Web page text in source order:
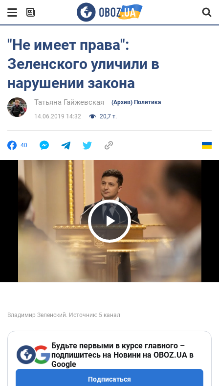
"Не имеет права":
Зеленского уличили в
нарушении закона
Татьяна Гайжевская (Архив) Политика
14.06.2019 14:32 20,7 т.
40
Play Video
Будьте первыми в курсе главного –
подпишитесь на Новини на OBOZ.UA в
Google
Подписаться